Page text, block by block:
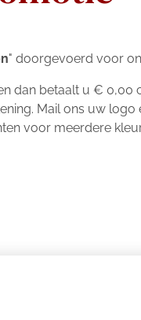
" doorgevoerd voor
dan betaalt u € 0,00
Mail ons uw
voor meerdere